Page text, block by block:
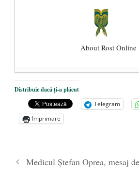
About Rost Online
Dezvăluiri cutremurătoare
președintele Ucrainei,
Zelensky
- 13 mai 2026
Statul care servește Națiunea
poetului Octavian Goga,
Distribuie dacă ți-a plăcut
Telegram
Imprimare
Medicul Ștefan Oprea, mesaj